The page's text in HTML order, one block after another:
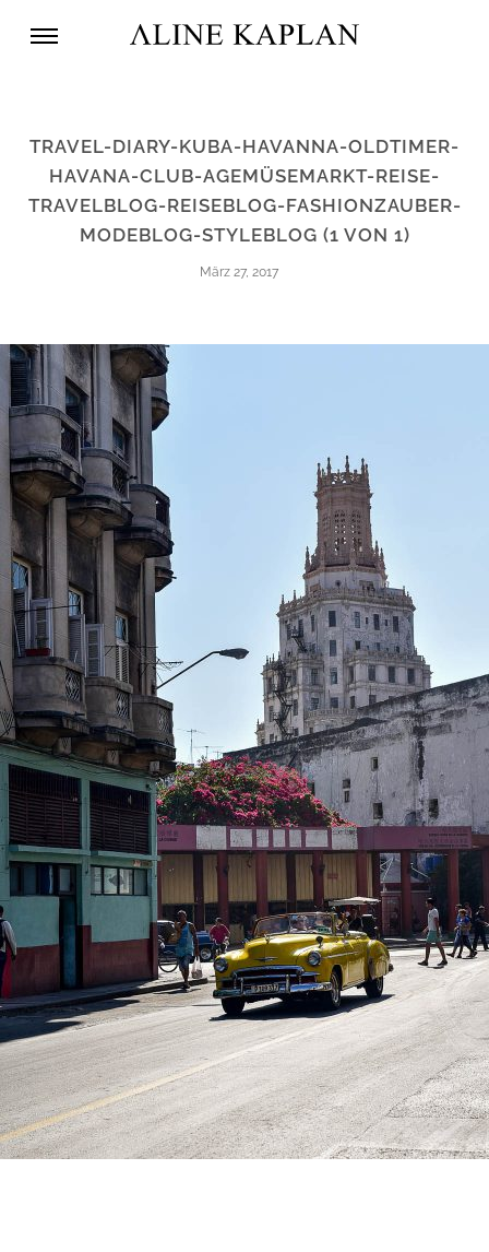
TRAVEL-DIARY-KUBA-HAVANNA-OLDTIMER-
HAVANA-CLUB-AGEMÜSEMARKT-REISE-
TRAVELBLOG-REISEBLOG-FASHIONZAUBER-
MODEBLOG-STYLEBLOG (1 VON 1)
März 27, 2017